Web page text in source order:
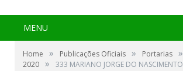
MENU
Home » Publicações Oficiais » Portarias »
2020 » 333 MARIANO JORGE DO NASCIMENTO